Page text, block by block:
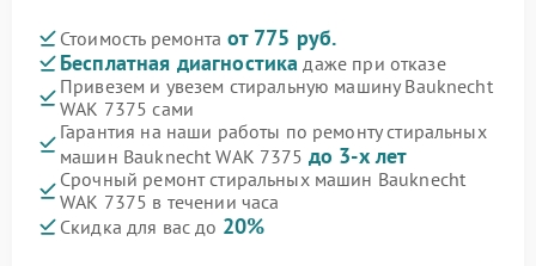
Стоимость ремонта от 775 руб.
Бесплатная диагностика даже при отказе
Привезем и увезем стиральную машину Bauknecht
WAK 7375 сами
Гарантия на наши работы по ремонту стиральных
машин Bauknecht WAK 7375 до 3-х лет
Срочный ремонт стиральных машин Bauknecht
WAK 7375 в течении часа
Скидка для вас до 20%